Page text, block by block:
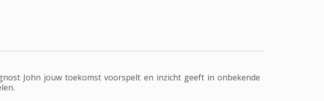
John jouw toekomst voorspelt en inzicht geeft in onbekende